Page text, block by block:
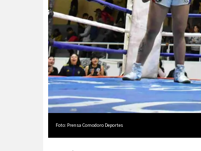
Foto: Prensa Comodoro Deportes